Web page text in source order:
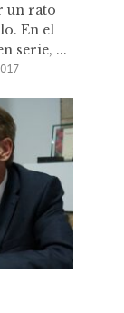
un rato
En el
serie, ...